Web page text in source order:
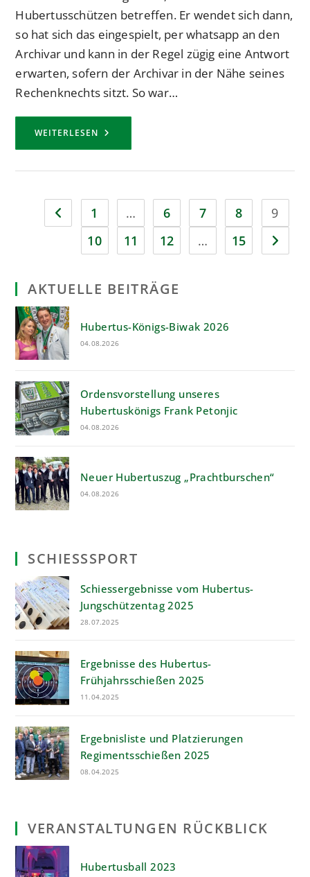
Hubertusschützen betreffen. Er wendet sich dann,
so hat sich das eingespielt, per whatsapp an den
Archivar und kann in der Regel zügig eine Antwort
erwarten, sofern der Archivar in der Nähe seines
Rechenknechts sitzt. So war…
WEITERLESEN ZUGWAPPEN
EHEMALIGEN
BEI
Zur vorherigen Seite
1 … 6 7 8
9
10
11 12 … 15 Zur
AKTUELLE BEITRÄGE
Hubertus-Königs-Biwak 2026
04.08.2026
Ordensvorstellung unseres
Hubertuskönigs Frank Petonjic
04.08.2026
Neuer Hubertuszug „Prachtburschen“
04.08.2026
SCHIESSSPORT
Schiessergebnisse vom Hubertus-
Jungschützentag 2025
28.07.2025
Ergebnisse des Hubertus-
Frühjahrsschießen 2025
11.04.2025
Ergebnisliste und Platzierungen
Regimentsschießen 2025
08.04.2025
VERANSTALTUNGEN RÜCKBLICK
Hubertusball 2023